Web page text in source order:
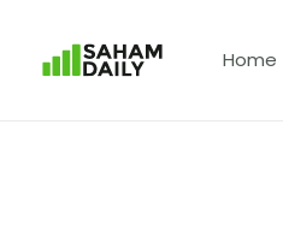
Home